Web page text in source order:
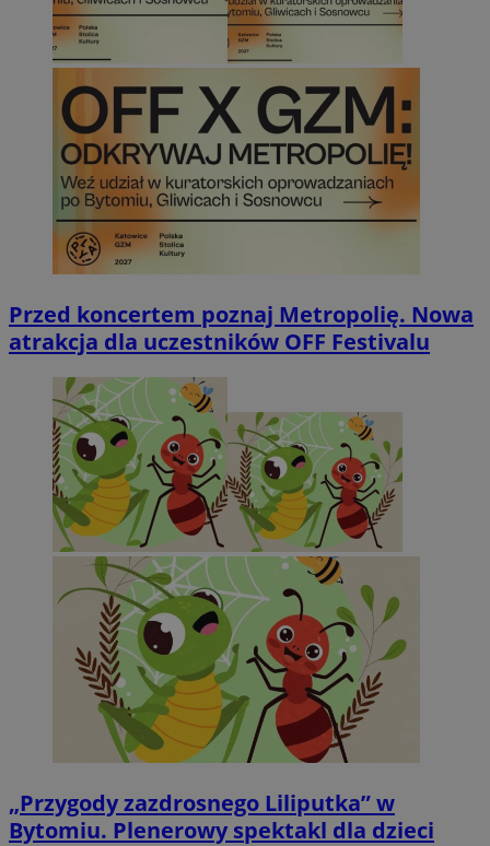
Przed koncertem poznaj Metropolię. Nowa
atrakcja dla uczestników OFF Festivalu
„Przygody zazdrosnego Liliputka” w
Bytomiu. Plenerowy spektakl dla dzieci